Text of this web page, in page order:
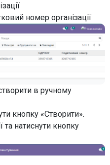
номер організації
в ручному
кнопку «Створити».
та натиснути кнопку